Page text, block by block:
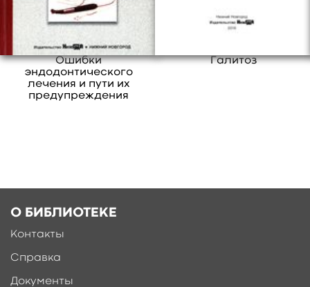
Ошибки
эндодонтического
лечения и пути их
предупреждения
Галитоз
О БИБЛИОТЕКЕ
Контакты
Справка
Документы